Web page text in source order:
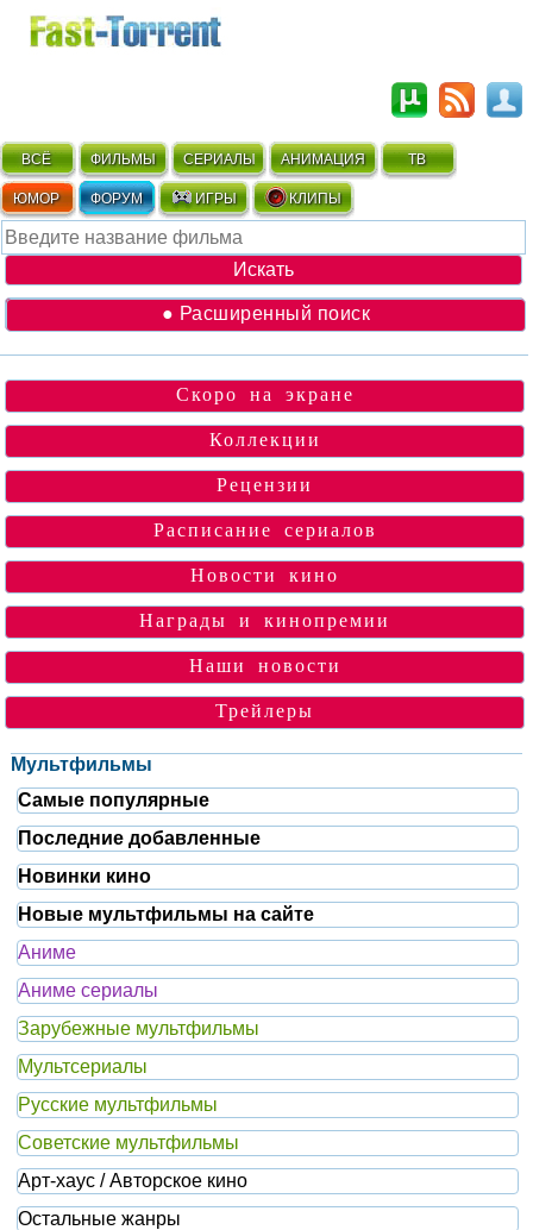
ВСЁ ФИЛЬМЫ СЕРИАЛЫ АНИМАЦИЯ ТВ
ЮМОР ФОРУМ ИГРЫ КЛИПЫ
● Расширенный поиск
Скоро на экране
Коллекции
Рецензии
Расписание сериалов
Новости кино
Награды и кинопремии
Наши новости
Трейлеры
Мультфильмы
Самые популярные
Последние добавленные
Новинки кино
Новые мультфильмы на сайте
Аниме
Аниме сериалы
Зарубежные мультфильмы
Мультсериалы
Русские мультфильмы
Советские мультфильмы
Арт-хаус / Авторское кино
Остальные жанры